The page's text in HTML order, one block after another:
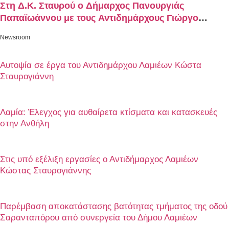
Στη Δ.Κ. Σταυρού ο Δήμαρχος Πανουργιάς
Παπαϊωάννου με τους Αντιδημάρχους Γιώργο
Newsroom
Αυτοψία σε έργα του Αντιδημάρχου Λαμιέων Κώστα
Σταυρογιάννη
Λαμία: Έλεγχος για αυθαίρετα κτίσματα και κατασκευές
στην Ανθήλη
Στις υπό εξέλιξη εργασίες ο Αντιδήμαρχος Λαμιέων
Κώστας Σταυρογιάννης
Παρέμβαση αποκατάστασης βατότητας τμήματος της οδού
Σαρανταπόρου από συνεργεία του Δήμου Λαμιέων